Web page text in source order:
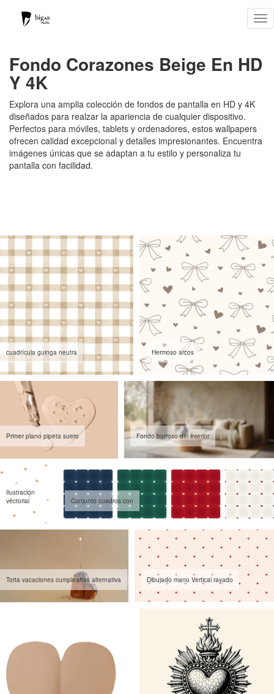
Fondo Corazones Beige En HD
Y 4K
Explora una amplia colección de fondos de pantalla en HD y 4K
diseñados para realzar la apariencia de cualquier dispositivo.
Perfectos para móviles, tablets y ordenadores, estos wallpapers
ofrecen calidad excepcional y detalles impresionantes. Encuentra
imágenes únicas que se adaptan a tu estilo y personaliza tu
pantalla con facilidad.
cuadrícula guinga neutra Hermoso arcos
Primer plano pipeta suero Fondo borroso del interior
Ilustración
vectorial
Conjunto cuadros con
Torta vacaciones cumpleaños alternativa Dibujado mano Vertical rayado